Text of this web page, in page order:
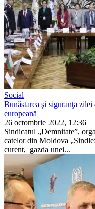
Social
Bunăstarea şi siguranţa
europeană
26 octombrie 2022, 12:36
Sindicatul „Demnitate”,
catelor din Moldova
curent, gazda unei...